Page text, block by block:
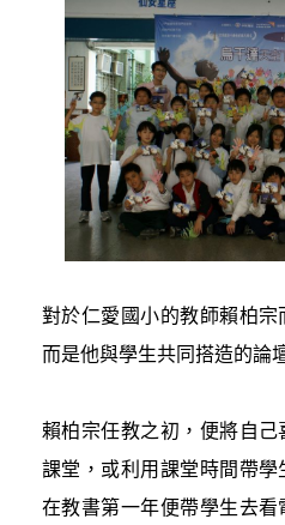
對於仁愛國小的教師賴柏宗
而是他與學生共同搭造的論
賴柏宗任教之初，便將自己
課堂，或利用課堂時間帶
在教書第一年便帶學生去